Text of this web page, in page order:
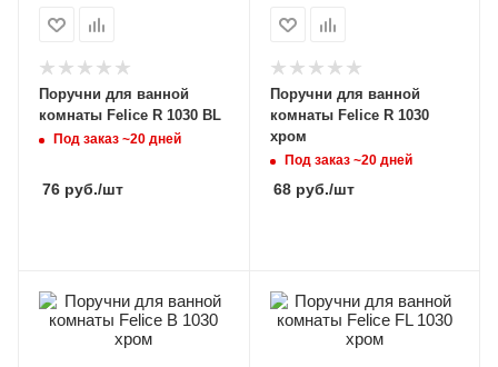
Поручни для ванной
комнаты Felice R 1030 BL
Под заказ ~20 дней
76 руб./шт
Поручни для ванной
комнаты Felice R 1030
хром
Под заказ ~20 дней
68руб./шт